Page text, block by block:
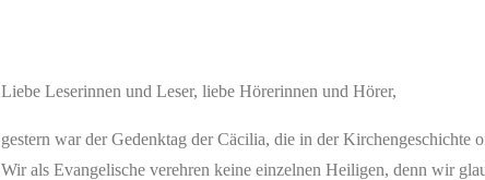
Liebe Leserinnen und Leser, liebe Hörerinnen und Hörer,
gestern war der Gedenktag der Cäcilia, die in der Kirchengeschichte
Wir als Evangelische verehren keine einzelnen Heiligen, denn wir